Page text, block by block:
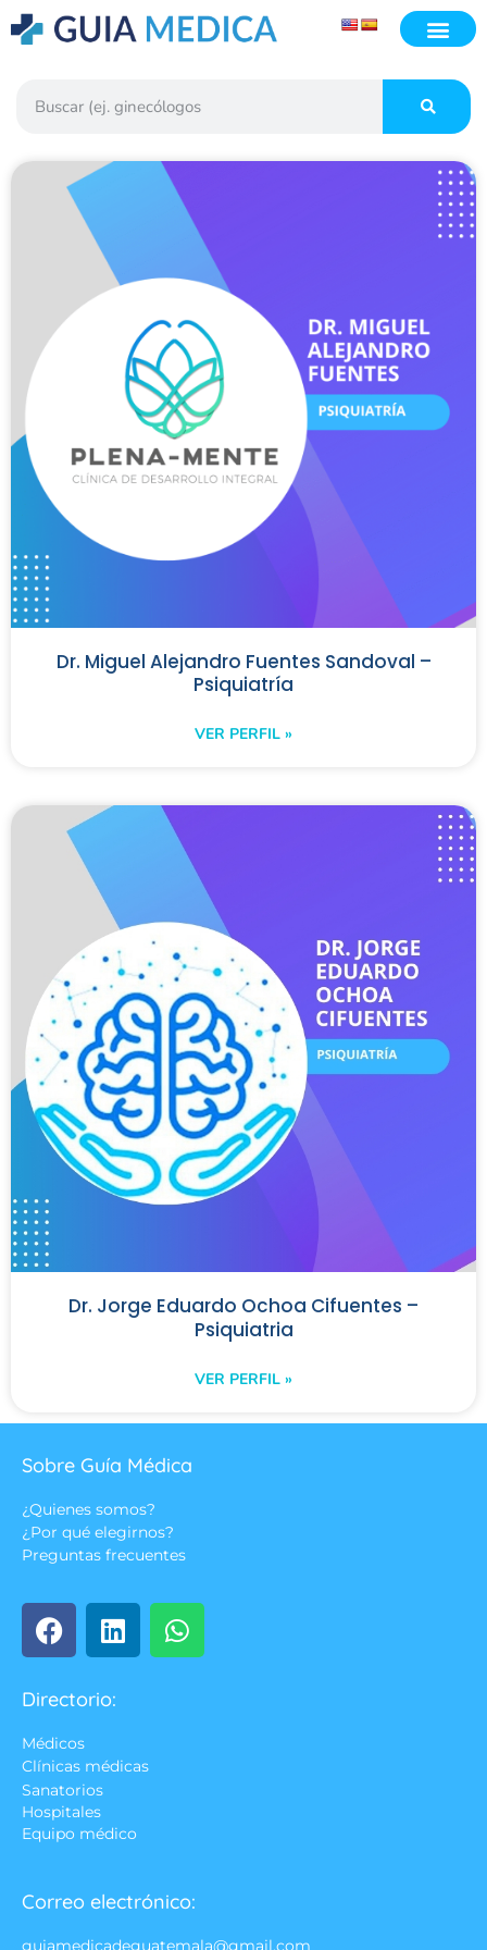
Dr. Miguel Alejandro Fuentes Sandoval –
Psiquiatría
VER PERFIL »
Dr. Jorge Eduardo Ochoa Cifuentes –
Psiquiatria
VER PERFIL »
Sobre Guía Médica
¿Quienes somos?
¿Por qué elegirnos?
Preguntas frecuentes
Directorio:
Médicos
Clínicas médicas
Sanatorios
Hospitales
Equipo médico
Correo electrónico: